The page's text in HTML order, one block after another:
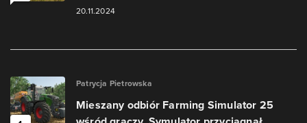
20.11.2024
Patrycja Pietrowska
Mieszany odbiór Farming Simulator 25